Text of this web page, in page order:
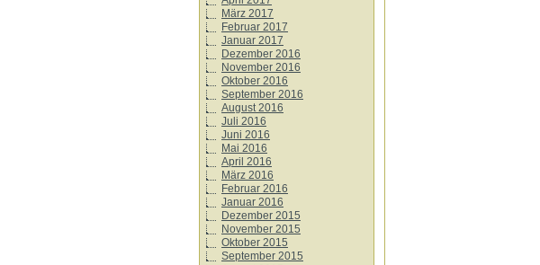
März 2017
Februar 2017
Januar 2017
Dezember 2016
November 2016
Oktober 2016
September 2016
August 2016
Juli 2016
Juni 2016
Mai 2016
April 2016
März 2016
Februar 2016
Januar 2016
Dezember 2015
November 2015
Oktober 2015
September 2015